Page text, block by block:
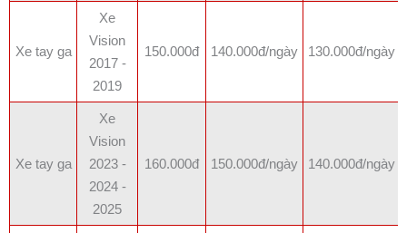
Xe tay ga
Xe
Vision
2017 -
2019
150.000đ 140.000đ/ngày 130.000đ/ngày
Xe tay ga
Xe
Vision
2023 -
2024 -
2025
160.000đ 150.000đ/ngày 140.000đ/ngày